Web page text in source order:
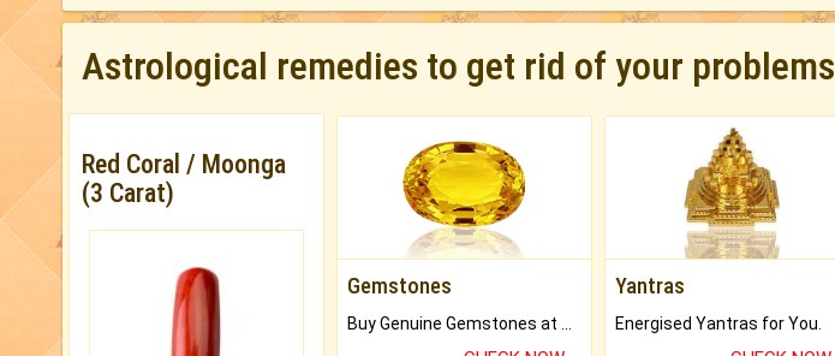
Astrological remedies to get rid of your problems
Red Coral / Moonga
(3 Carat)
Gemstones
Buy Genuine Gemstones at Best Prices.
Yantras
Energised Yantras for You.